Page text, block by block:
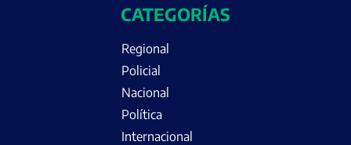
CATEGORÍAS
Regional
Policial
Nacional
Política
Internacional